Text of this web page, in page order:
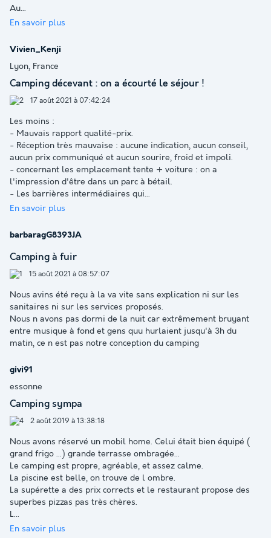
Au...
En savoir plus
Vivien_Kenji
Lyon, France
Camping décevant : on a écourté le séjour !
17 août 2021 à 07:42:24
Les moins :
- Mauvais rapport qualité-prix.
- Réception très mauvaise : aucune indication, aucun conseil,
aucun prix communiqué et aucun sourire, froid et impoli.
- concernant les emplacement tente + voiture : on a
l'impression d'être dans un parc à bétail.
- Les barrières intermédiaires qui...
En savoir plus
barbaragG8393JA
Camping à fuir
15 août 2021 à 08:57:07
Nous avins été reçu à la va vite sans explication ni sur les
sanitaires ni sur les services proposés.
Nous n avons pas dormi de la nuit car extrêmement bruyant
entre musique à fond et gens quu hurlaient jusqu'à 3h du
matin, ce n est pas notre conception du camping
givi91
essonne
Camping sympa
2 août 2019 à 13:38:18
Nous avons réservé un mobil home. Celui était bien équipé (
grand frigo ...) grande terrasse ombragée...
Le camping est propre, agréable, et assez calme.
La piscine est belle, on trouve de l ombre.
La supérette a des prix corrects et le restaurant propose des
superbes pizzas pas très chères.
L...
En savoir plus